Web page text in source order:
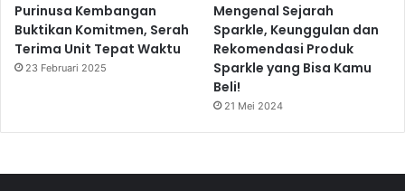
Purinusa Kembangan
Buktikan Komitmen, Serah
Terima Unit Tepat Waktu
23 Februari 2025
Mengenal Sejarah
Sparkle, Keunggulan dan
Rekomendasi Produk
Sparkle yang Bisa Kamu
Beli!
21 Mei 2024